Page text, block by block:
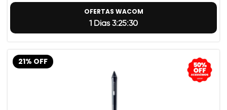
OFERTAS WACOM
1 Dias 3:25:29
21% OFF